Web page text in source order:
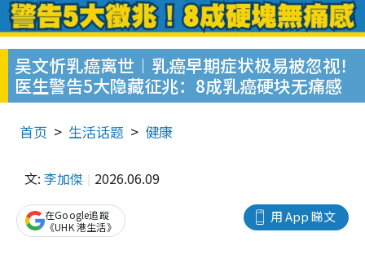
吴文忻乳癌离世︱乳癌早期症状极易被忽视！
医生警告5大隐藏征兆：8成乳癌硬块无痛感
首页 生活话题 健康
文: 李加傑 2026.06.09
用 App 睇文
在Google追蹤
《UHK 港生活》